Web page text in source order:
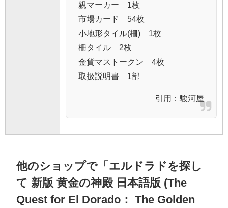
親マーカー 1枚
市場カード 54枚
小地形タイル(柵) 1枚
柵タイル 2枚
金貨マストークン 4枚
取扱説明書 1部
引用： 駿河屋
他のショップで「エルドラドを探し
て 新版 黄金の神殿 日本語版 (The
Quest for El Dorado： The Golden